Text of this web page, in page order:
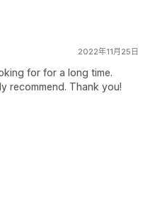
2022年11月25日
for for a long time.
recommend. Thank you!